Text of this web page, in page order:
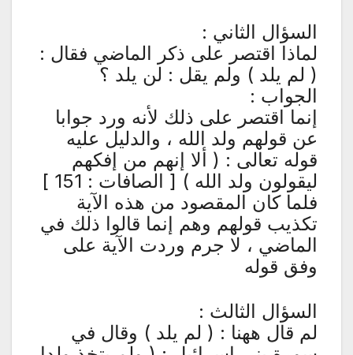
السؤال الثاني :
لماذا اقتصر على ذكر الماضي فقال :
( لم يلد ) ولم يقل : لن يلد ؟
الجواب :
إنما اقتصر على ذلك لأنه ورد جوابا
عن قولهم ولد الله ، والدليل عليه
قوله تعالى : ( ألا إنهم من إفكهم
ليقولون ولد الله ) [ الصافات : 151 ]
فلما كان المقصود من هذه الآية
تكذيب قولهم وهم إنما قالوا ذلك في
الماضي ، لا جرم وردت الآية على
وفق قوله
السؤال الثالث :
لم قال ههنا : ( لم يلد ) وقال في